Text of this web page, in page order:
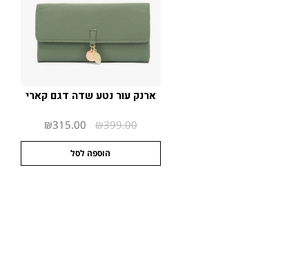
ארנק עור נטע שדה דגם קארי
₪399.00
המחיר
המקורי
היה:
₪315.00
הנוכחי
הוספה לסל